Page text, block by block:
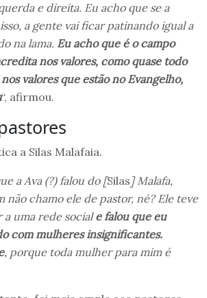
e direita. Eu acho que se a
a gente vai ficar patinando igual a
na lama. Eu acho que é o campo
nos valores, como quase todo
valores que estão no Evangelho,
“, afirmou.
a Silas Malafaia.
a Ava (?) falou do [Silas ] Malafa,
não chamo ele de pastor, né? Ele teve
a uma rede sociale falou que eu
com mulheres insignificantes.
, porque toda mulher para mim é